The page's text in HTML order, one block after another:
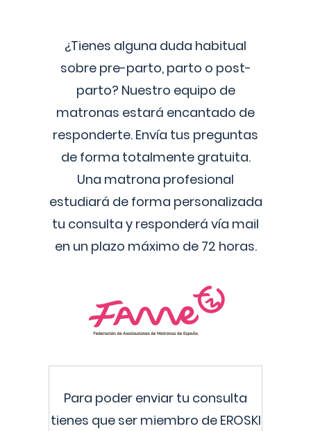
¿Tienes alguna duda habitual
sobre pre-parto, parto o post-
parto? Nuestro equipo de
matronas estará encantado de
responderte. Envía tus preguntas
de forma totalmente gratuita.
Una matrona profesional
estudiará de forma personalizada
tu consulta y responderá vía mail
en un plazo máximo de 72 horas.
Para poder enviar tu consulta
tienes que ser miembro de EROSKI